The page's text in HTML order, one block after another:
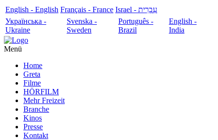
English - English Français - France
עִבְרִית - Israel
Українська -
Ukraine
Svenska -
Sweden
Português -
Brazil
English -
India
Menü
Home
Greta
Filme
HÖRFILM
Mehr Freizeit
Branche
Kinos
Presse
Kontakt